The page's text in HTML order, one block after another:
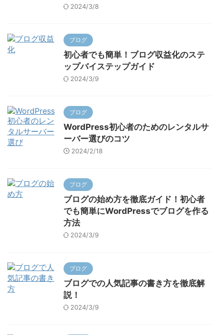
2024/3/8
ブログ
初心者でも簡単！ブログ収益化のステ
ップバイステップガイド
2024/3/9
ブログ
WordPress初心者のためのレンタルサ
ーバー選びのコツ
2024/2/18
ブログ
ブログの始め方を徹底ガイド！初心者
でも簡単にWordPressでブログを作る
方法
2024/3/9
ブログ
ブログでの人気記事の書き方を徹底解
説！
2024/3/9